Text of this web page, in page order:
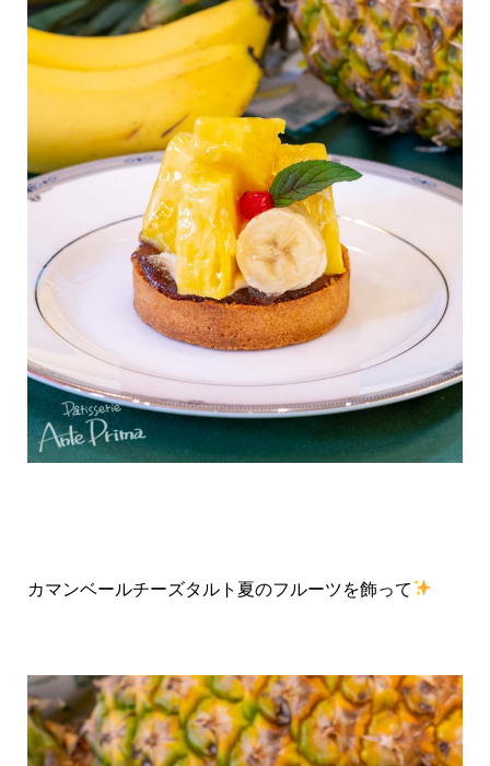
カマンベールチーズタルト夏のフルーツを飾って